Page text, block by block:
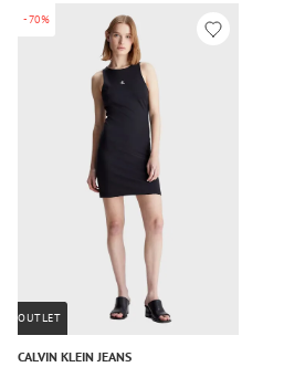
-70%
OUTLET
CALVIN KLEIN JEANS